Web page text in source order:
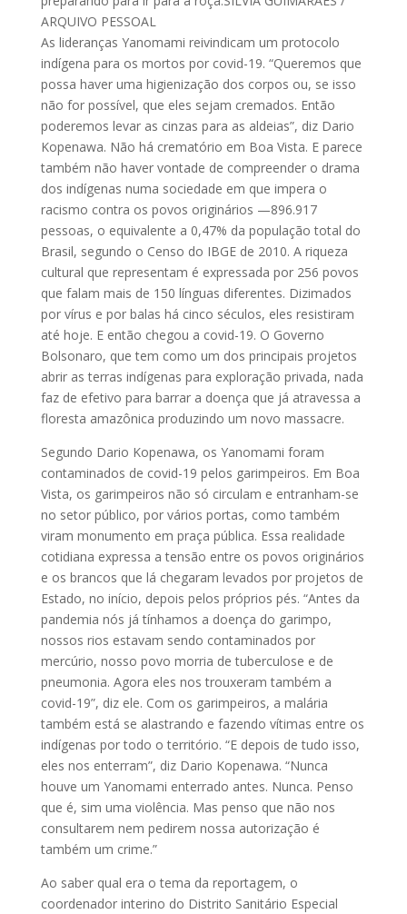
ARQUIVO PESSOAL
As lideranças Yanomami reivindicam um protocolo
indígena para os mortos por covid-19. “Queremos que
possa haver uma higienização dos corpos ou, se isso
não for possível, que eles sejam cremados. Então
poderemos levar as cinzas para as aldeias”, diz Dario
Kopenawa. Não há crematório em Boa Vista. E parece
também não haver vontade de compreender o drama
dos indígenas numa sociedade em que impera o
racismo contra os povos originários —896.917
pessoas, o equivalente a 0,47% da população total do
Brasil, segundo o Censo do IBGE de 2010. A riqueza
cultural que representam é expressada por 256 povos
que falam mais de 150 línguas diferentes. Dizimados
por vírus e por balas há cinco séculos, eles resistiram
até hoje. E então chegou a covid-19. O Governo
Bolsonaro, que tem como um dos principais projetos
abrir as terras indígenas para exploração privada, nada
faz de efetivo para barrar a doença que já atravessa a
floresta amazônica produzindo um novo massacre.
Segundo Dario Kopenawa, os Yanomami foram
contaminados de covid-19 pelos garimpeiros. Em Boa
Vista, os garimpeiros não só circulam e entranham-se
no setor público, por vários portas, como também
viram monumento em praça pública. Essa realidade
cotidiana expressa a tensão entre os povos originários
e os brancos que lá chegaram levados por projetos de
Estado, no início, depois pelos próprios pés. “Antes da
pandemia nós já tínhamos a doença do garimpo,
nossos rios estavam sendo contaminados por
mercúrio, nosso povo morria de tuberculose e de
pneumonia. Agora eles nos trouxeram também a
covid-19”, diz ele. Com os garimpeiros, a malária
também está se alastrando e fazendo vítimas entre os
indígenas por todo o território. “E depois de tudo isso,
eles nos enterram”, diz Dario Kopenawa. “Nunca
houve um Yanomami enterrado antes. Nunca. Penso
que é, sim uma violência. Mas penso que não nos
consultarem nem pedirem nossa autorização é
também um crime.”
Ao saber qual era o tema da reportagem, o
coordenador interino do Distrito Sanitário Especial